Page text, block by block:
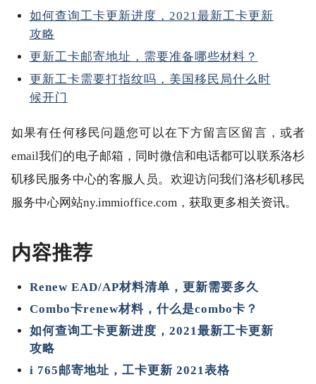
如何查询工卡更新进度，2021最新工卡更新
攻略
更新工卡邮寄地址，需要准备哪些材料？
更新工卡需要打指纹吗，美国移民局什么时
候开门
如果有任何移民问题您可以在下方留言区留言，或者
email我们的电子邮箱，同时微信和电话都可以联系洛杉
矶移民服务中心的客服人员。欢迎访问我们洛杉矶移民
服务中心网站ny.immioffice.com，获取更多相关资讯。
内容推荐
Renew EAD/AP材料清单，更新需要多久
Combo卡renew材料，什么是combo卡？
如何查询工卡更新进度，2021最新工卡更新
攻略
i 765邮寄地址，工卡更新 2021表格